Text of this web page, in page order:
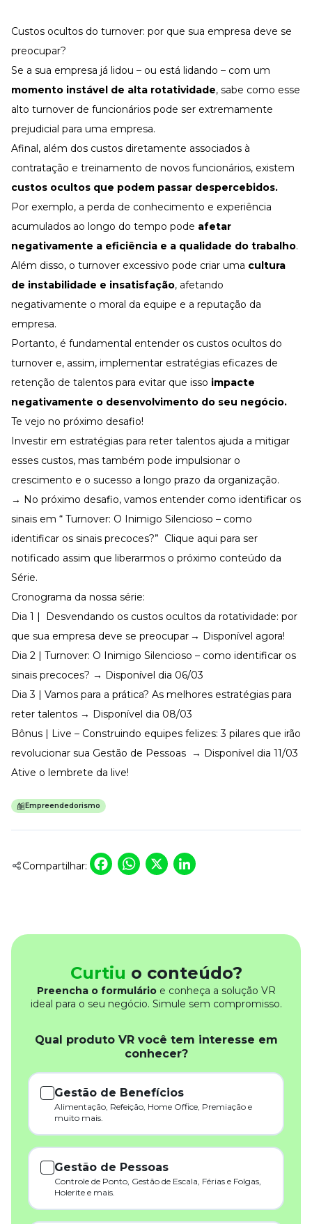
Custos ocultos do turnover: por que sua empresa deve se
preocupar?
Se a sua empresa já lidou – ou está lidando – com um
momento instável de alta rotatividade, sabe como esse
alto turnover de funcionários pode ser extremamente
prejudicial para uma empresa.
Afinal, além dos custos diretamente associados à
contratação e treinamento de novos funcionários, existem
custos ocultos que podem passar despercebidos.
Por exemplo, a perda de conhecimento e experiência
acumulados ao longo do tempo pode afetar
negativamente a eficiência e a qualidade do trabalho.
Além disso, o turnover excessivo pode criar uma cultura
de instabilidade e insatisfação, afetando
negativamente o moral da equipe e a reputação da
empresa.
Portanto, é fundamental entender os custos ocultos do
turnover e, assim, implementar estratégias eficazes de
retenção de talentos para evitar que isso impacte
negativamente o desenvolvimento do seu negócio.
Te vejo no próximo desafio!
Investir em estratégias para reter talentos ajuda a mitigar
esses custos, mas também pode impulsionar o
crescimento e o sucesso a longo prazo da organização.
→ No próximo desafio, vamos entender como identificar os
sinais em “ Turnover: O Inimigo Silencioso – como
identificar os sinais precoces?” Clique aqui para ser
notificado assim que liberarmos o próximo conteúdo da
Série.
Cronograma da nossa série:
Dia 1 | Desvendando os custos ocultos da rotatividade: por
que sua empresa deve se preocupar → Disponível agora!
Dia 2 | Turnover: O Inimigo Silencioso – como identificar os
sinais precoces? → Disponível dia 06/03
Dia 3 | Vamos para a prática? As melhores estratégias para
reter talentos → Disponível dia 08/03
Bônus | Live – Construindo equipes felizes: 3 pilares que irão
revolucionar sua Gestão de Pessoas → Disponível dia 11/03
Ative o lembrete da live!
Empreendedorismo
Compartilhar: Facebook
WhatsApp
X
Curtiu o conteúdo?
Preencha o formulárioe conheça a solução VR
ideal para o seu negócio. Simule sem compromisso.
Qual produto VR você tem interesse em
conhecer?
Gestão de Benefícios
Alimentação, Refeição, Home Office, Premiação e
muito mais.
Gestão de Pessoas
Controle de Ponto, Gestão de Escala, Férias e Folgas,
Holerite e mais.